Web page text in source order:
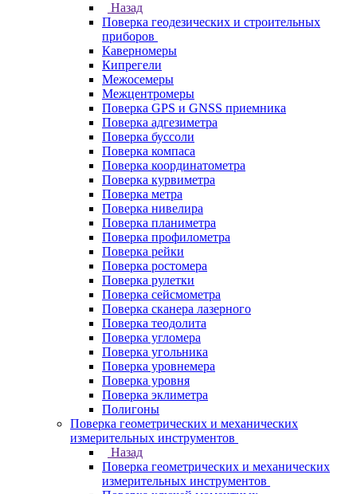
Назад
Поверка геодезических и строительных
приборов
Каверномеры
Кипрегели
Межосемеры
Межцентромеры
Поверка GPS и GNSS приемника
Поверка адгезиметра
Поверка буссоли
Поверка компаса
Поверка координатометра
Поверка курвиметра
Поверка метра
Поверка нивелира
Поверка планиметра
Поверка профилометра
Поверка рейки
Поверка ростомера
Поверка рулетки
Поверка сейсмометра
Поверка сканера лазерного
Поверка теодолита
Поверка угломера
Поверка угольника
Поверка уровнемера
Поверка уровня
Поверка эклиметра
Полигоны
Поверка геометрических и механических
измерительных инструментов
Назад
Поверка геометрических и механических
измерительных инструментов